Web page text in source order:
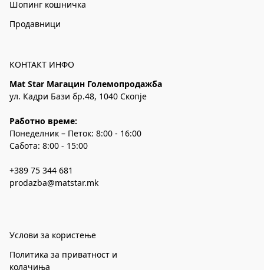
Шопинг кошничка
Продавници
КОНТАКТ ИНФО
Mat Star Магацин Големопродажба
ул. Кадри Бази бр.48, 1040 Скопје
Работно време:
Понеделник – Петок: 8:00 - 16:00
Сабота: 8:00 - 15:00
+389 75 344 681
prodazba@matstar.mk
Услови за користење
Политика за приватност и
колачиња